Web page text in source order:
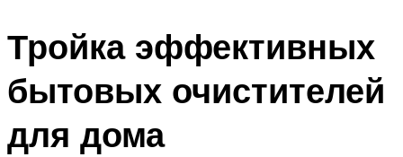
Тройка эффективных
бытовых очистителей
для дома